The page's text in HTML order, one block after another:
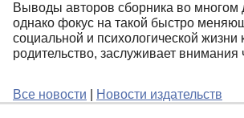
Выводы авторов сборника во многом
однако фокус на такой быстро
социальной и психологической жизни
родительство, заслуживает внимания
Все новости Новости издательств